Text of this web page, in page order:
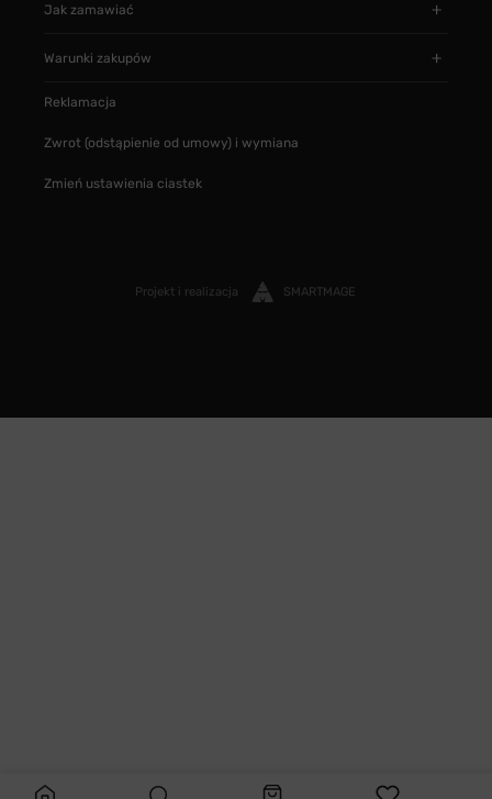
Jak zamawiać
Warunki zakupów
Reklamacja
Zwrot (odstąpienie od umowy) i wymiana
Zmień ustawienia ciastek
Projekt i realizacja SMARTMAGE